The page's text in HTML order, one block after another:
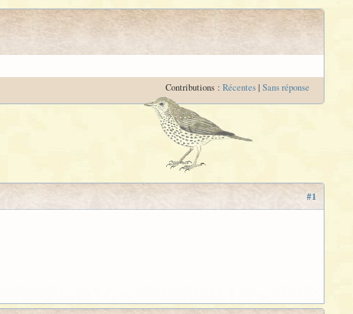
Contributions : Récentes| Sans réponse
#1